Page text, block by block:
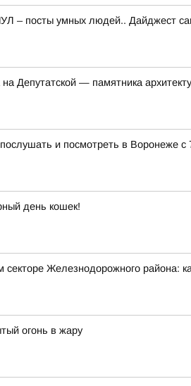
– посты умных людей.. Дайджест
Депутатской — памятника
и посмотреть в Воронеже с
день кошек!
Железнодорожного района:
огонь в жару